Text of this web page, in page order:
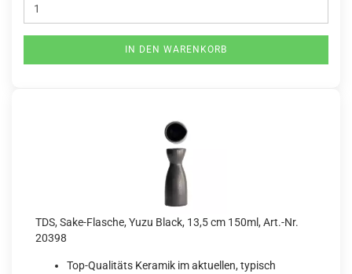
IN DEN WARENKORB
TDS, Sake-Flasche, Yuzu Black, 13,5 cm 150ml, Art.-Nr.
20398
Top-Qualitäts Keramik im aktuellen, typisch